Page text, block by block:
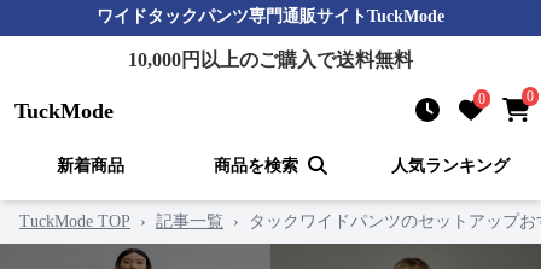
ワイドタックパンツ専門通販サイトTuckMode
10,000円以上のご購入で送料無料
TuckMode 0 0
新着商品 商品を検索 人気ランキング
TuckMode TOP › 記事一覧 › タックワイドパンツのセットアップ